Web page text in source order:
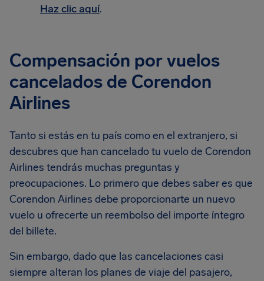
Haz clic aquí.
Compensación por vuelos
cancelados de Corendon
Airlines
Tanto si estás en tu país como en el extranjero, si
descubres que han cancelado tu vuelo de Corendon
Airlines tendrás muchas preguntas y
preocupaciones. Lo primero que debes saber es que
Corendon Airlines debe proporcionarte un nuevo
vuelo u ofrecerte un reembolso del importe íntegro
del billete.
Sin embargo, dado que las cancelaciones casi
siempre alteran los planes de viaje del pasajero,